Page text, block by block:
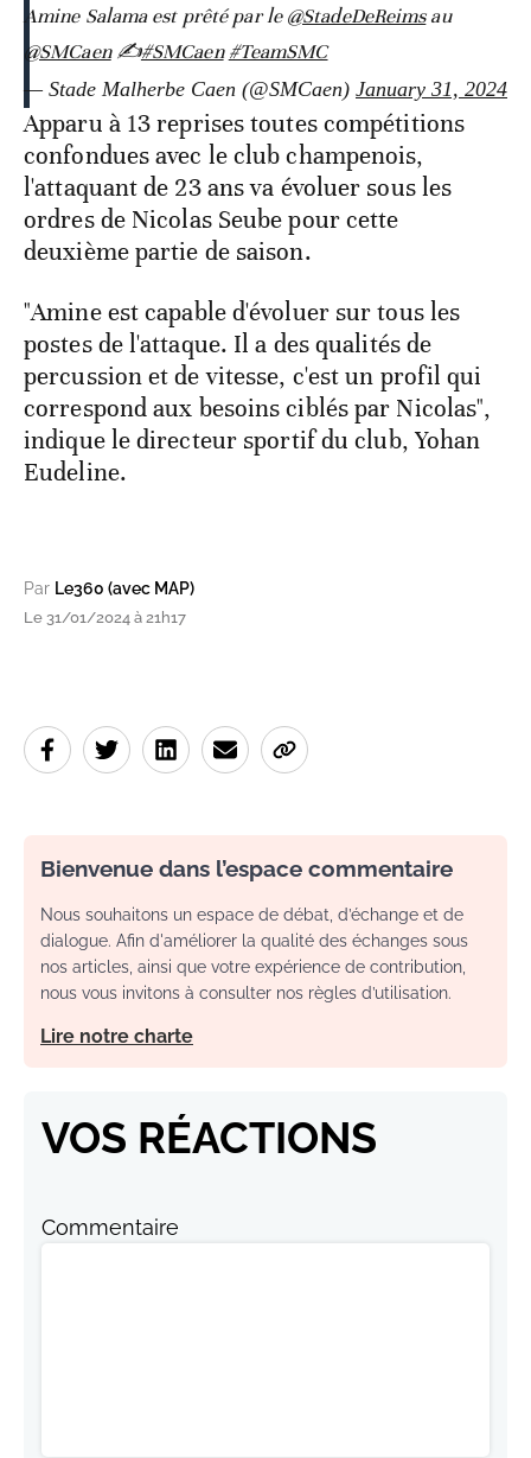
Amine Salama est prêté par le@StadeDeReimsau
@SMCaen✍️#SMCaen #TeamSMC
— Stade Malherbe Caen (@SMCaen) January 31, 2024
Apparu à 13 reprises toutes compétitions
confondues avec le club champenois,
l'attaquant de 23 ans va évoluer sous les
ordres de Nicolas Seube pour cette
deuxième partie de saison.
"Amine est capable d'évoluer sur tous les
postes de l'attaque. Il a des qualités de
percussion et de vitesse, c'est un profil qui
correspond aux besoins ciblés par Nicolas",
indique le directeur sportif du club, Yohan
Eudeline.
Par Le360 (avec MAP)
Le 31/01/2024 à 21h17
Bienvenue dans l’espace commentaire
Nous souhaitons un espace de débat, d’échange et de
dialogue. Afin d'améliorer la qualité des échanges sous
nos articles, ainsi que votre expérience de contribution,
nous vous invitons à consulter nos règles d’utilisation.
Lire notre charte
VOS RÉACTIONS
Commentaire